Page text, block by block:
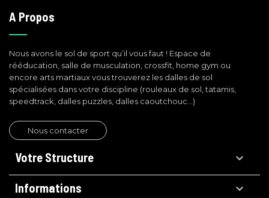
A Propos
Nous avons le sol de sport qu’il vous faut ! Espace de
rééducation, salle de musculation, crossfit, home gym ou
encore arts martiaux vous trouverez les dalles de sol
spécialisées dans votre discipline (rouleaux de sol, tatamis,
speedtrack, dalles puzzles, dalles caoutchouc…)
Nous contacter
Votre Structure 
Informations 